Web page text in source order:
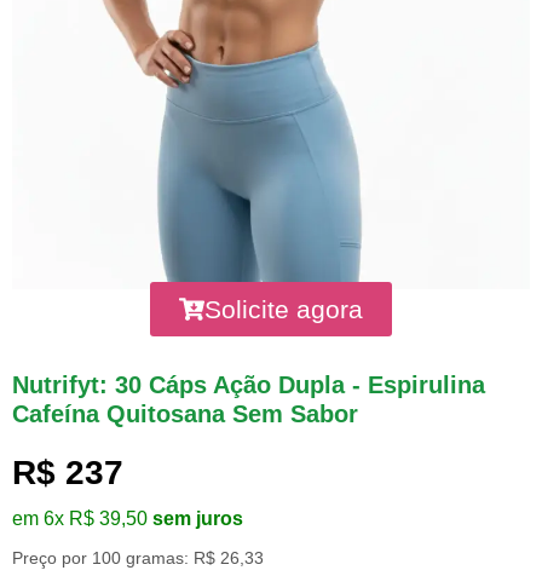
Solicite agora
Nutrifyt: 30 Cáps Ação Dupla - Espirulina
Cafeína Quitosana Sem Sabor
R$ 237
em 6x R$ 39,50 sem juros
Preço por 100 gramas: R$ 26,33